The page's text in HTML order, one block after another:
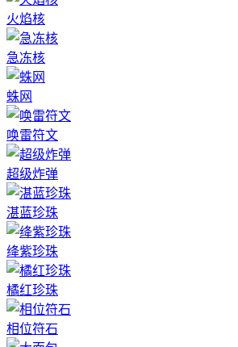
火焰核
急冻核
蛛网
唤雷符文
超级炸弹
湛蓝珍珠
绛紫珍珠
橘红珍珠
相位符石